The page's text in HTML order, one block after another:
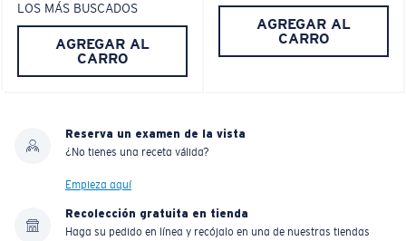
LOS MÁS BUSCADOS
AGREGAR AL
CARRO
AGREGAR AL
CARRO
Reserva un examen de la vista
¿No tienes una receta válida?
Empieza aquí
Recolección gratuita en tienda
Haga su pedido en línea y recójalo en una de nuestras tiendas